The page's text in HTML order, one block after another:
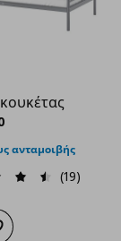
ανταμοιβής
(19)
καλάθιστα